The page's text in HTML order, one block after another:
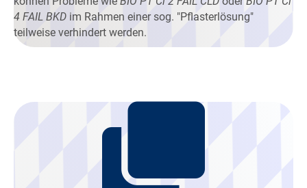
4 FAIL BKD im Rahmen einer sog. Pflasterlösung
teilweise verhindert werden.